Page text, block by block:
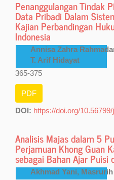
Penanggulangan Tindak
Data Pribadi Dalam
Kajian Perbandingan
Indonesia
Annisa Zahra
T. Arif Hidayat
365-375
PDF
DOI: https://doi.org/
Analisis Majas dalam 5
Perjamuan Khong Guan
sebagai Bahan Ajar Puisi
Akhmad Yani,